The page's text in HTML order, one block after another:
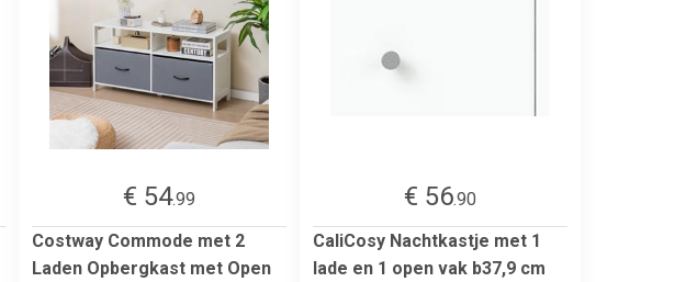
€ 54.99
Costway Commode met 2
Laden Opbergkast met Open
€ 56.90
CaliCosy Nachtkastje met 1
lade en 1 open vak b37,9 cm